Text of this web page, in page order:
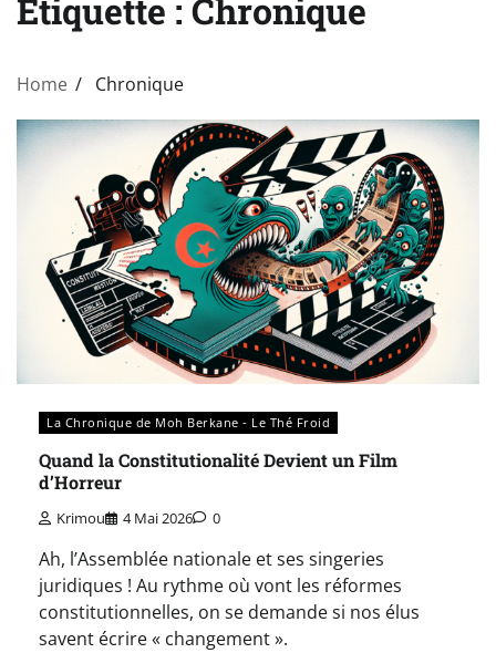
Étiquette : Chronique
Home Chronique
La Chronique de Moh Berkane - Le Thé Froid
Quand la Constitutionalité Devient un Film
d’Horreur
Krimou 4 Mai 2026 0
Ah, l’Assemblée nationale et ses singeries
juridiques ! Au rythme où vont les réformes
constitutionnelles, on se demande si nos élus
savent écrire « changement ».